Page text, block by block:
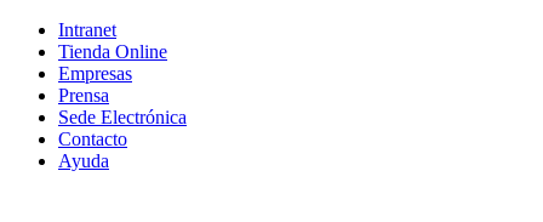
Intranet
Tienda Online
Empresas
Prensa
Sede Electrónica
Contacto
Ayuda